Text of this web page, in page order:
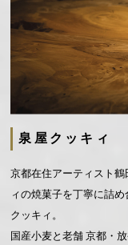
泉屋クッキィ
京都在住アーティスト
ィの焼菓子を丁寧に詰
クッキィ。
国産小麦と老舗 京都・